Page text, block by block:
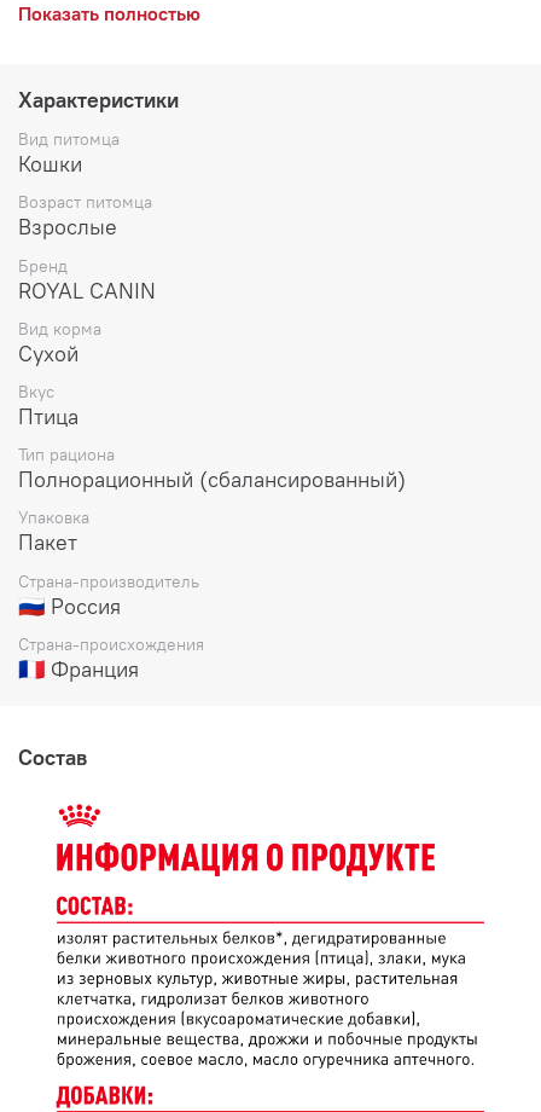
требовательны к составу пищи. Корм подходит для
вкусовой привлекательностью благодаря содержанию
белка. Он помогает поддерживать оптимальный вес и
здоровье мочевыделительной системы.
Рацион имеет адаптированную калорийность и
оптимальное количество жиров, что способствует
Формула Royal Canin Protein Exigent способствует
системы благодаря сбалансированному содержанию
минералов и поддержанию оптимального уровня pH
мочи.
Корм обеспечивает баланс белков, углеводов и жиров,
удовлетворяя естественные потребности
привередливых кошек.
Показать полностью
Характеристики
Вид питомца
Кошки
Возраст питомца
Взрослые
Бренд
ROYAL CANIN
Вид корма
Сухой
Вкус
Птица
Тип рациона
Полнорационный (сбалансированный)
Упаковка
Пакет
Страна-производитель
🇷🇺 Россия
Страна-происхождения
🇫🇷 Франция
Состав